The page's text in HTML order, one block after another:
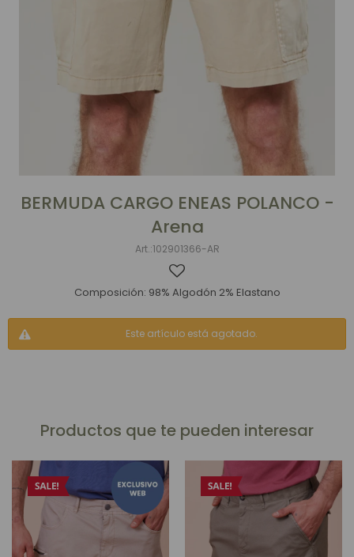
BERMUDA CARGO ENEAS POLANCO -
Arena
102901366-AR
Composición: 98% Algodón 2% Elastano
Este artículo está agotado.
Productos que te pueden interesar